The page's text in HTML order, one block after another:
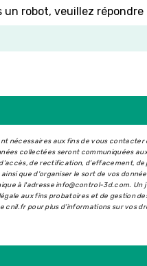
un robot, veuillez
nécessaires aux fins de vous
collectées seront communiquées
de rectification, d’effacement,
que d’organiser le sort de vos
à l'adresse info@control-3d.com.
aux fins probatoires et de gestion
cnil.fr pour plus d’informations sur vos